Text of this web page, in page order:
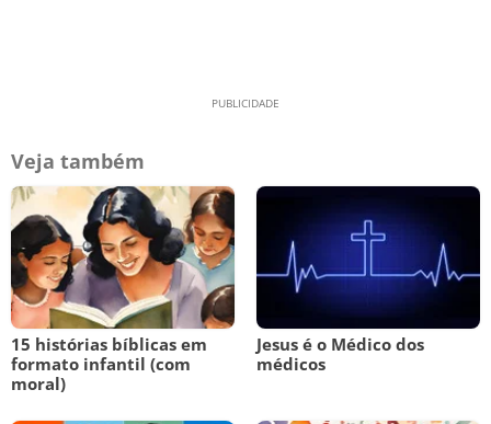
Veja também
15 histórias bíblicas em
formato infantil (com
moral)
Jesus é o Médico dos
médicos